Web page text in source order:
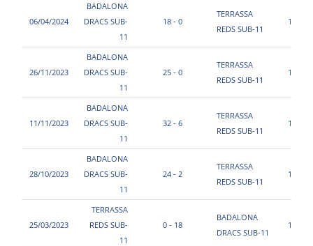
06/04/2024
BADALONA
DRACS SUB-
11
18 - 0
TERRASSA
REDS SUB-11
18:30
26/11/2023
BADALONA
DRACS SUB-
11
25 - 0
TERRASSA
REDS SUB-11
11:10
11/11/2023
BADALONA
DRACS SUB-
11
32 - 6
TERRASSA
REDS SUB-11
16:40
28/10/2023
BADALONA
DRACS SUB-
11
24 - 2
TERRASSA
REDS SUB-11
15:20
25/03/2023
TERRASSA
REDS SUB-
11
0 - 18
BADALONA
DRACS SUB-11
11:00